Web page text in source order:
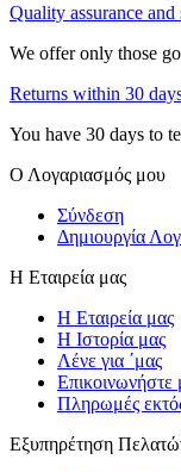
Quality assurance and
We offer only those
Returns within 30
You have 30 days to
Ο Λογαριασμός μου
Σύνδεση
Δημιουργία
Η Εταιρεία μας
Η Εταιρεία μας
Η Ιστορία μας
Λένε για ΄μας
Επικοινωνήστε
Πληρωμές
Εξυπηρέτηση